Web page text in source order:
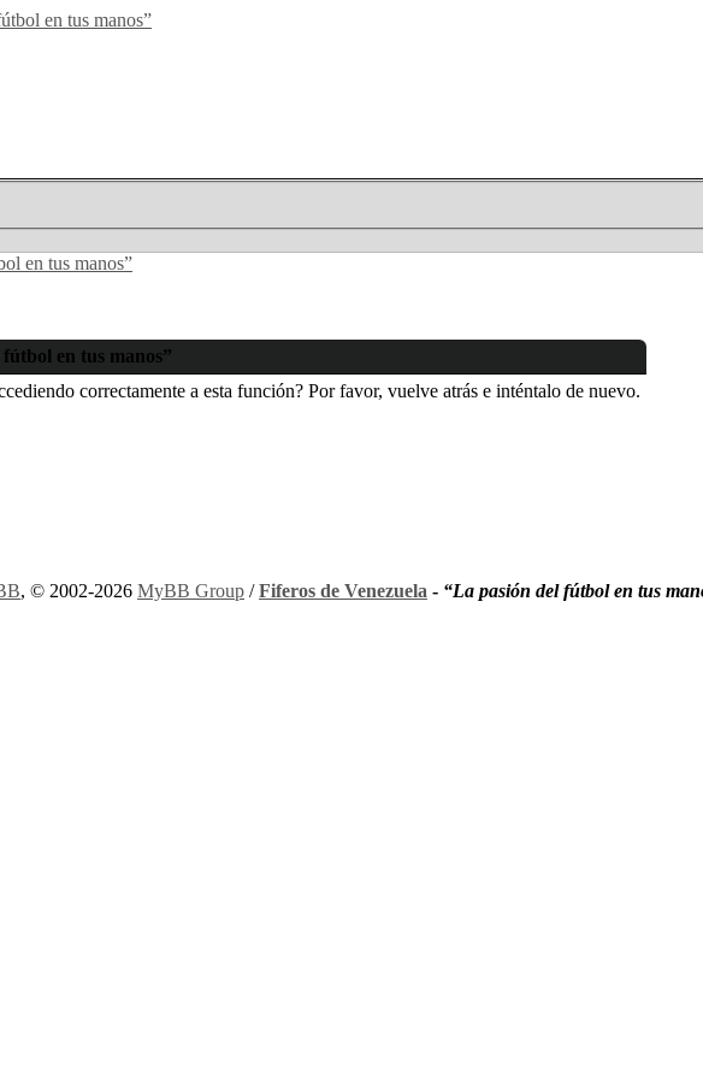
en tus manos”
en tus manos”
correctamente a esta función? Por favor, vuelve atrás e inténtalo de nuevo.
, © 2002-2026 MyBB Group /Fiferos de Venezuela - “La pasión del fútbol en tus